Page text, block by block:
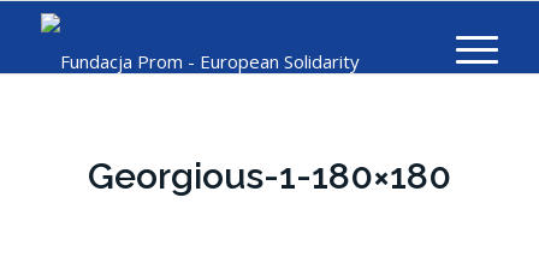
Georgious-1-180×180